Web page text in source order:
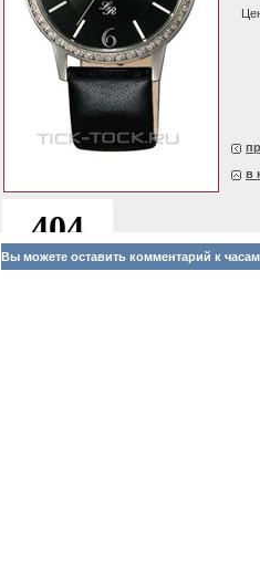
в
Вы можете оставить комментарий к